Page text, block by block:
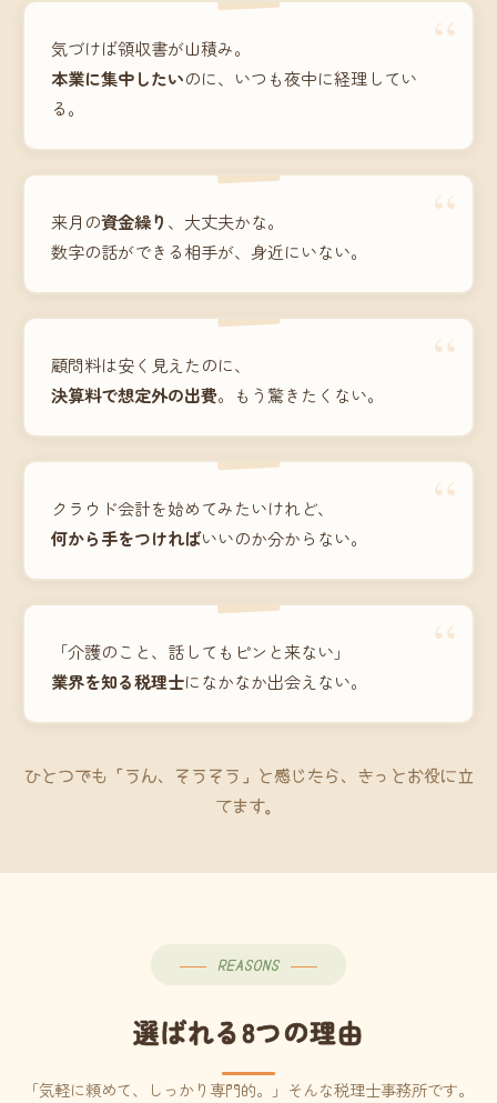
“
気づけば領収書が山積み。
本業に集中したいのに、いつも夜中に経理してい
る。
“
来月の資金繰り 、大丈夫かな。
数字の話ができる相手が、身近にいない。
“
顧問料は安く見えたのに、
決算料で想定外の出費。もう驚きたくない。
“
クラウド会計を始めてみたいけれど、
何から手をつければいいのか分からない。
“
「介護のこと、話してもピンと来ない」
業界を知る税理士になかなか出会えない。
ひとつでも「うん、そうそう」と感じたら、きっとお役に立
てます。
REASONS
選ばれる8つの理由
「気軽に頼めて、しっかり専門的。」そんな税理士事務所です。